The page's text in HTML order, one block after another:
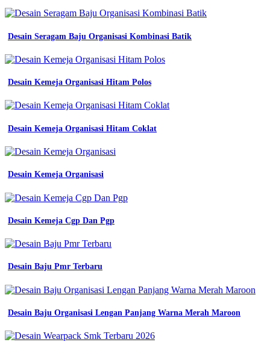
Desain Seragam Baju Organisasi Kombinasi Batik
Desain Kemeja Organisasi Hitam Polos
Desain Kemeja Organisasi Hitam Coklat
Desain Kemeja Organisasi
Desain Kemeja Cgp Dan Pgp
Desain Baju Pmr Terbaru
Desain Baju Organisasi Lengan Panjang Warna Merah Maroon